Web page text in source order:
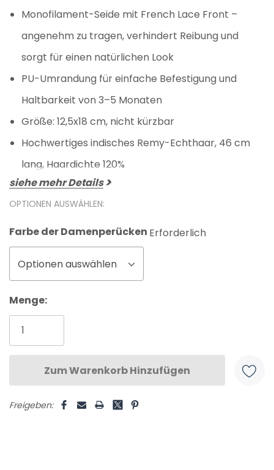
Monofilament-Seide mit French Lace Front –
angenehm zu tragen, verhindert Reibung und
sorgt für einen natürlichen Look
PU-Umrandung für einfache Befestigung und
Haltbarkeit von 3–5 Monaten
Größe: 12,5x18 cm, nicht kürzbar
Hochwertiges indisches Remy-Echthaar, 46 cm
lang, Haardichte 120%
siehe mehr Details
OPTIONEN AUSWÄHLEN:
Farbe der Damenperücken Erforderlich
Optionen auswählen
Aktueller
Lagerbestand:
Menge:
Freigeben: